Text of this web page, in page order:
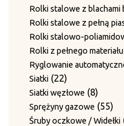
Rolki stalowe z blachami
Rolki stalowe z pełną
Rolki stalowo-
Rolki z pełnego materiału
Ryglowanie
Siatki 2222
produkty
Siatki węzłowe 88
Sprężyny gazowe 5555
Śruby oczkowe / Widełki